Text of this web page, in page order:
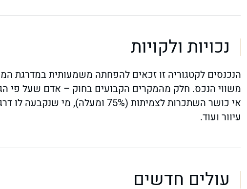
נכויות ולקויות
משווי הנכס. חלק מהמקרים הקבועים בחוק – אדם שעל פי
עיוור ועוד.
עולים חדשים